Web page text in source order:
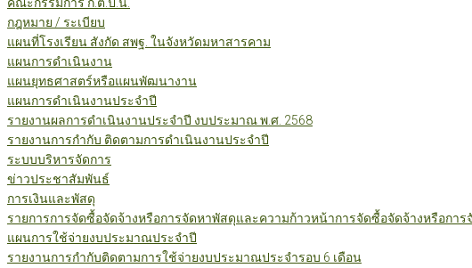
กฎหมาย / ระเบียบ
แผนที่โรงเรียน สังกัด สพฐ. ในจังหวัดมหาสารคาม
แผนการดำเนินงาน
แผนยุทธศาสตร์หรือแผนพัฒนางาน
แผนการดำเนินงานประจำปี
รายงานผลการดำเนินงานประจำปี งบประมาณ พ.ศ. 2568
รายงานการกำกับ ติดตามการดำเนินงานประจำปี
ระบบบริหารจัดการ
ข่าวประชาสัมพันธ์
การเงินและพัสดุ
รายการการจัดซื้อจัดจ้างหรือการจัดหาพัสดุและความก้าวหน้าการจัดซื้อจัดจ้างหรือกา
แผนการใช้จ่ายงบประมาณประจำปี
รายงานการกำกับติดตามการใช้จ่ายงบประมาณประจำรอบ 6 เดือน